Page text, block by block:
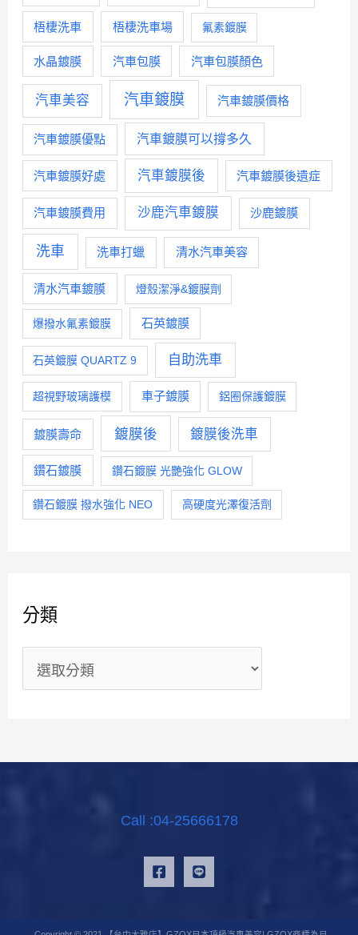
梧棲洗車 梧棲洗車場 氟素鍍膜
水晶鍍膜 汽車包膜 汽車包膜顏色
汽車美容 汽車鍍膜 汽車鍍膜價格
汽車鍍膜優點 汽車鍍膜可以撐多久
汽車鍍膜好處 汽車鍍膜後 汽車鍍膜後遺症
汽車鍍膜費用 沙鹿汽車鍍膜 沙鹿鍍膜
洗車 洗車打蠟 清水汽車美容
清水汽車鍍膜 燈殼潔淨&鍍膜劑
爆撥水氟素鍍膜 石英鍍膜
石英鍍膜 QUARTZ 9 自助洗車
超視野玻璃護模 車子鍍膜 鋁圈保護鍍膜
鍍膜壽命 鍍膜後 鍍膜後洗車
鑽石鍍膜 鑽石鍍膜 光艷強化 GLOW
鑽石鍍膜 撥水強化 NEO 高硬度光澤復活劑
分類
Call :04-25666178